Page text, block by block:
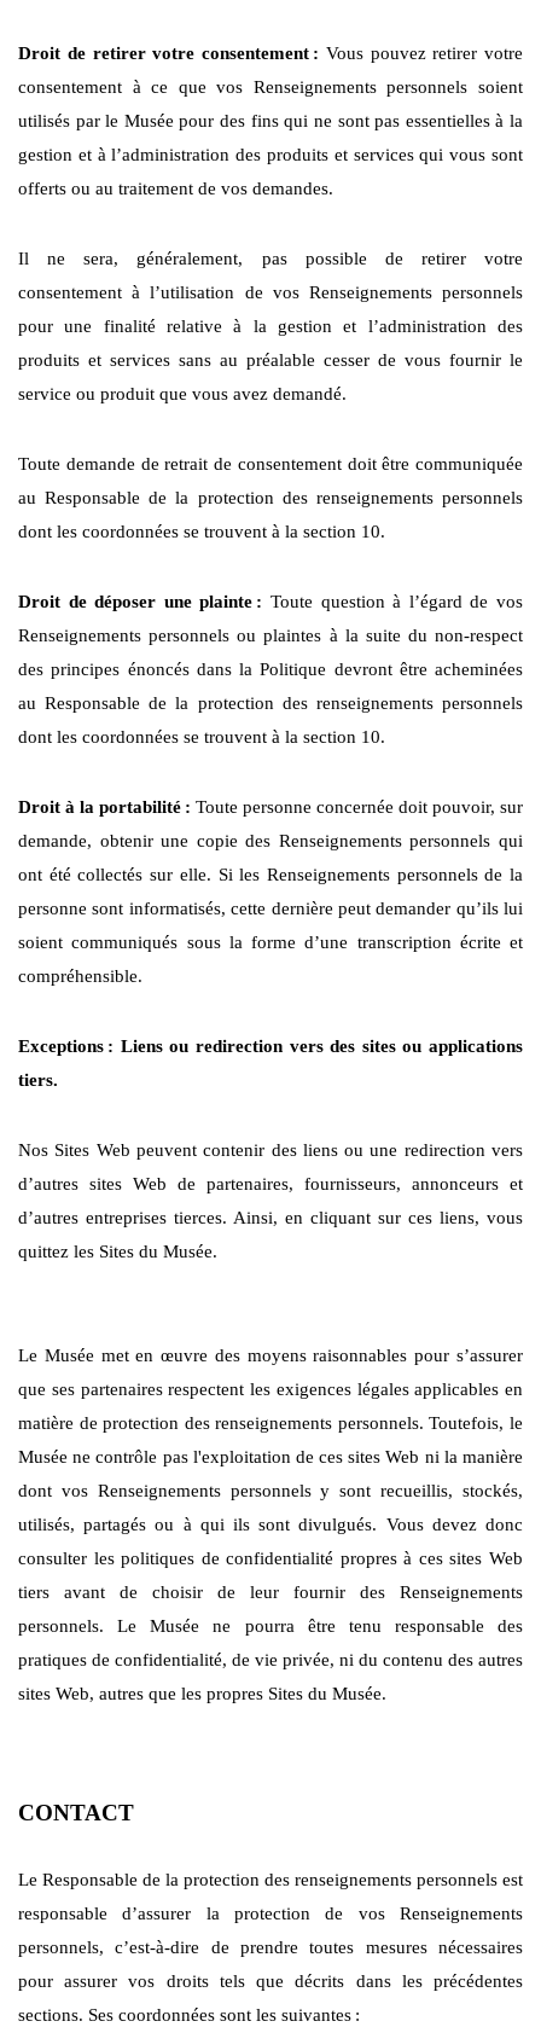
Droit de retirer votre consentement : Vous pouvez retirer votre
consentement à ce que vos Renseignements personnels soient
utilisés par le Musée pour des fins qui ne sont pas essentielles à la
gestion et à l’administration des produits et services qui vous sont
offerts ou au traitement de vos demandes.
Il ne sera, généralement, pas possible de retirer votre
consentement à l’utilisation de vos Renseignements personnels
pour une finalité relative à la gestion et l’administration des
produits et services sans au préalable cesser de vous fournir le
service ou produit que vous avez demandé.
Toute demande de retrait de consentement doit être communiquée
au Responsable de la protection des renseignements personnels
dont les coordonnées se trouvent à la section 10.
Droit de déposer une plainte : Toute question à l’égard de vos
Renseignements personnels ou plaintes à la suite du non-respect
des principes énoncés dans la Politique devront être acheminées
au Responsable de la protection des renseignements personnels
dont les coordonnées se trouvent à la section 10.
Droit à la portabilité : Toute personne concernée doit pouvoir, sur
demande, obtenir une copie des Renseignements personnels qui
ont été collectés sur elle. Si les Renseignements personnels de la
personne sont informatisés, cette dernière peut demander qu’ils lui
soient communiqués sous la forme d’une transcription écrite et
compréhensible.
Exceptions : Liens ou redirection vers des sites ou applications
tiers.
Nos Sites Web peuvent contenir des liens ou une redirection vers
d’autres sites Web de partenaires, fournisseurs, annonceurs et
d’autres entreprises tierces. Ainsi, en cliquant sur ces liens, vous
quittez les Sites du Musée.
Le Musée met en œuvre des moyens raisonnables pour s’assurer
que ses partenaires respectent les exigences légales applicables en
matière de protection des renseignements personnels. Toutefois, le
Musée ne contrôle pas l'exploitation de ces sites Web ni la manière
dont vos Renseignements personnels y sont recueillis, stockés,
utilisés, partagés ou à qui ils sont divulgués. Vous devez donc
consulter les politiques de confidentialité propres à ces sites Web
tiers avant de choisir de leur fournir des Renseignements
personnels. Le Musée ne pourra être tenu responsable des
pratiques de confidentialité, de vie privée, ni du contenu des autres
sites Web, autres que les propres Sites du Musée.
CONTACT
Le Responsable de la protection des renseignements personnels est
responsable d’assurer la protection de vos Renseignements
personnels, c’est-à-dire de prendre toutes mesures nécessaires
pour assurer vos droits tels que décrits dans les précédentes
sections. Ses coordonnées sont les suivantes :